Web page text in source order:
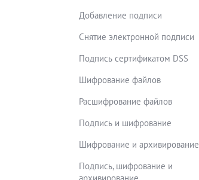
Добавление подписи
Снятие электронной подписи
Подпись сертификатом DSS
Шифрование файлов
Расшифрование файлов
Подпись и шифрование
Шифрование и архивирование
Подпись, шифрование и